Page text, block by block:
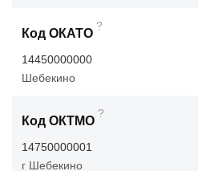
Код ОКАТО
?
14450000000
Шебекино
Код ОКТМО
?
14750000001
г Шебекино